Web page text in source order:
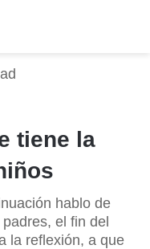
tiene la
hablo de
el fin del
la reflexión, a que